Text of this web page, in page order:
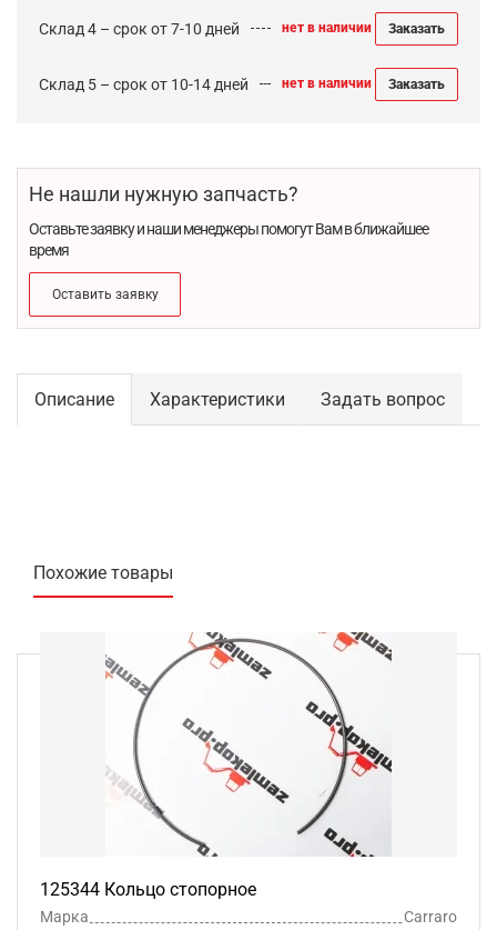
Склад 4 – срок от 7-10 дней нет в наличии Заказать
Склад 5 – срок от 10-14 дней нет в наличии Заказать
Не нашли нужную запчасть?
Оставьте заявку и наши менеджеры помогут Вам в ближайшее
время
Оставить заявку
Описание Характеристики Задать вопрос
Похожие товары
125344 Кольцо стопорное
Марка
Carraro